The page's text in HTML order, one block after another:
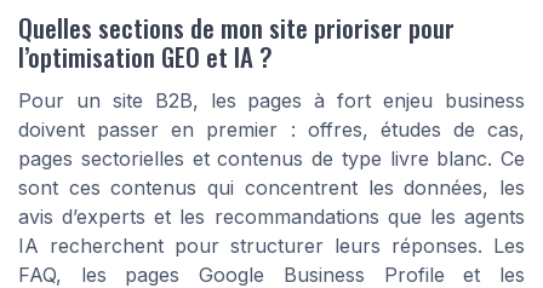
Quelles sections de mon site prioriser pour
l’optimisation GEO et IA ?
Pour un site B2B, les pages à fort enjeu business
doivent passer en premier : offres, études de cas,
pages sectorielles et contenus de type livre blanc. Ce
sont ces contenus qui concentrent les données, les
avis d’experts et les recommandations que les agents
IA recherchent pour structurer leurs réponses. Les
FAQ, les pages Google Business Profile et les